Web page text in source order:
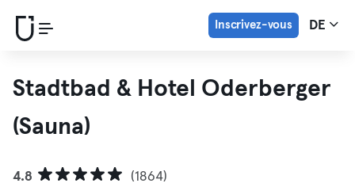
Inscrivez-vous DE
Stadtbad & Hotel Oderberger
(Sauna)
4.8
(1864)